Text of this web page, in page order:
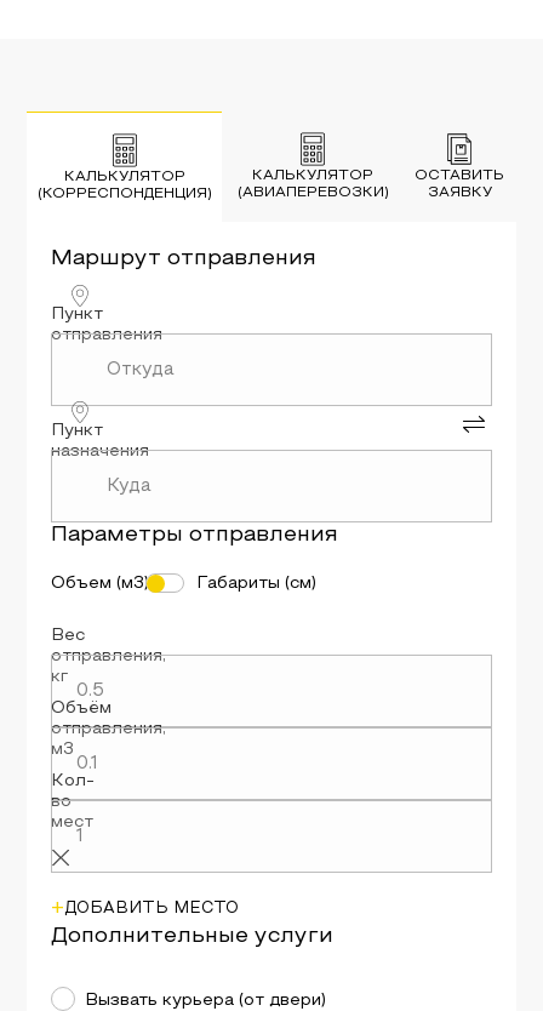
КАЛЬКУЛЯТОР
(КОРРЕСПОНДЕНЦИЯ)
КАЛЬКУЛЯТОР
(АВИАПЕРЕВОЗКИ)
ОСТАВИТЬ
ЗАЯВКУ
Маршрутотправления
Пункт
отправления
Пункт
назначения
Параметрыотправления
Объем (м3) Габариты (см)
Вес
отправления,
кг
Объём
отправления,
м3
Кол-
во
мест
+ДОБАВИТЬ МЕСТО
Дополнительные услуги
Вызвать курьера (от двери)